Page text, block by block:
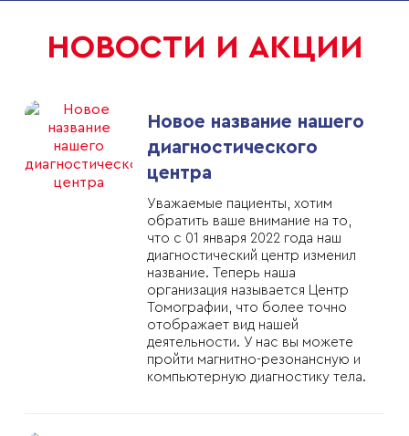
НОВОСТИ И АКЦИИ
Новое название нашего
диагностического
центра
Уважаемые пациенты, хотим
обратить ваше внимание на то,
что с 01 января 2022 года наш
диагностический центр изменил
название. Теперь наша
организация называется Центр
Томографии, что более точно
отображает вид нашей
деятельности. У нас вы можете
пройти магнитно-резонансную и
компьютерную диагностику тела.